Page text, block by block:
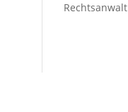
Rechtsanwalt